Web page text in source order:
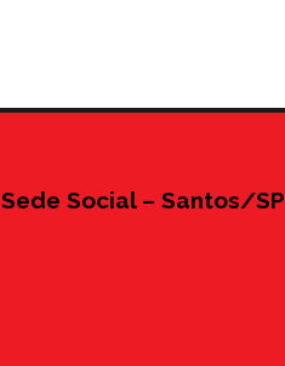
Sede Social – Santos/SP